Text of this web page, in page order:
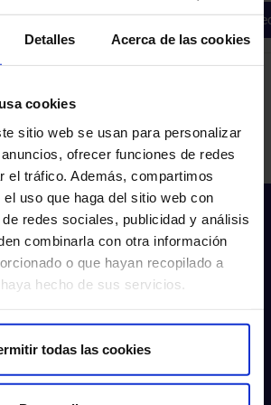
Detalles Acerca de las cookies
cookies
sitio web se usan para personalizar
ofrecer funciones de redes
el tráfico. Además, compartimos
uso que haga del sitio web con
redes sociales, publicidad y análisis
combinarla con otra información
o que hayan recopilado a
hecho de sus servicios.
todas las cookies